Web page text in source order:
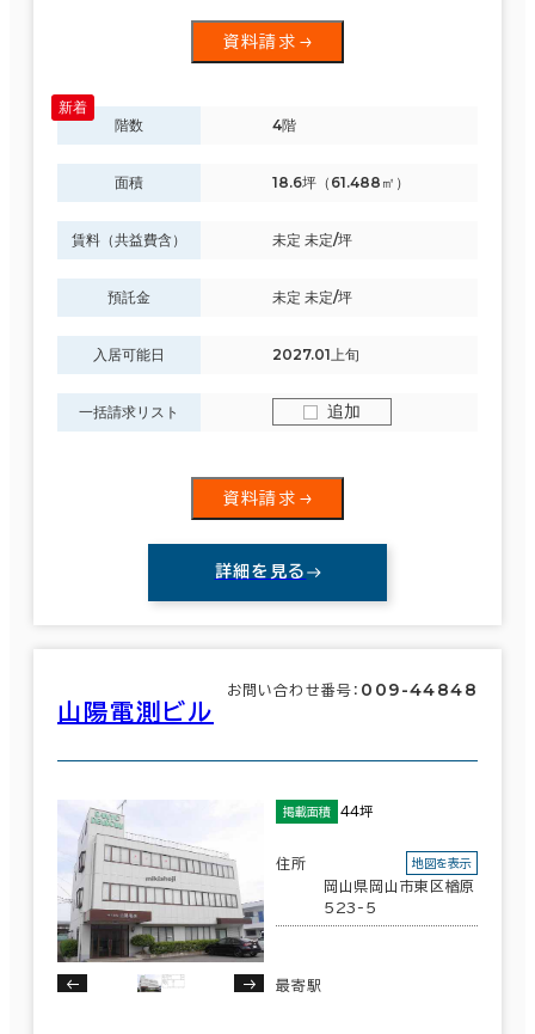
資料請求
階数 4階
面積 18.6坪（61.488㎡）
賃料（共益費含） 未定 未定/坪
預託金 未定 未定/坪
入居可能日 2027.01上旬
一括請求リスト 追加
資料請求
詳細を見る
山陽電測ビル
お問い合わせ番号： 009-44848
掲載面積 44坪
住所
岡山県岡山市東区楢原
523-5
地図を表示
最寄駅